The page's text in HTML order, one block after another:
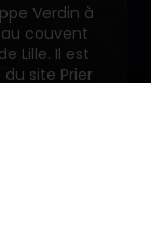
Verdin à
couvent
Lille. Il est
site Prier